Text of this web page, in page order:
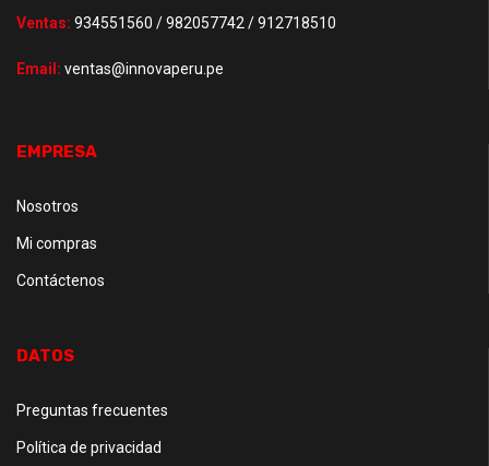
Ventas: 934551560 / 982057742 / 912718510
Email: ventas@innovaperu.pe
EMPRESA
Nosotros
Mi compras
Contáctenos
DATOS
Preguntas frecuentes
Política de privacidad